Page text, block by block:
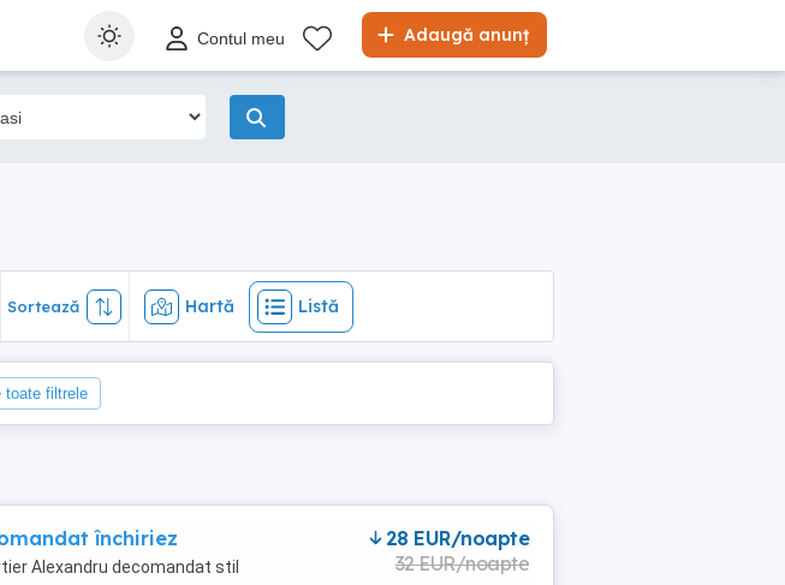
Adaugă anunț
Contul meu
Hartă Listă
Sortează Hartă Listă
toate filtrele
închiriez
Alexandru decomandat stil
28 EUR/noapte
32 EUR/noapte